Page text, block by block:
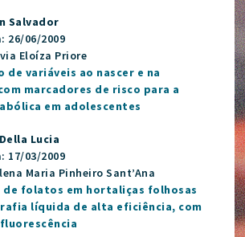
Salvador
26/06/2009
Eloíza Priore
de variáveis ao nascer e na
marcadores de risco para a
em adolescentes
Lucia
17/03/2009
Maria Pinheiro Sant’Ana
de folatos em hortaliças folhosas
líquida de alta eficiência, com